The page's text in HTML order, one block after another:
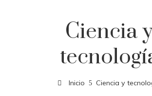
Ciencia
Inicio Ciencia y